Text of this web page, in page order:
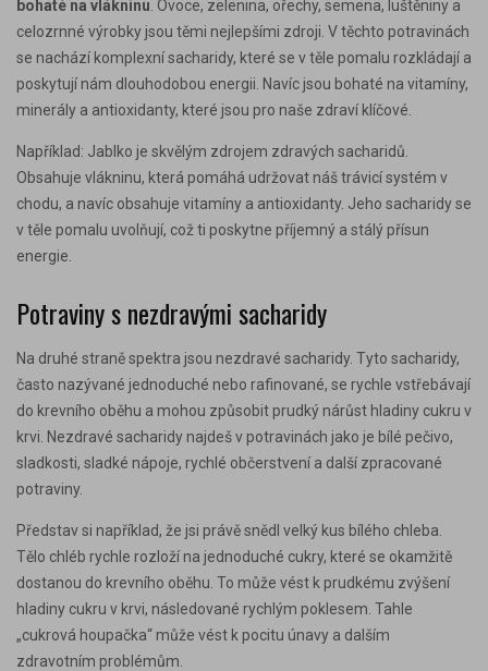
bohaté na vlákninu . Ovoce, zelenina, ořechy, semena, luštěniny a
celozrnné výrobky jsou těmi nejlepšími zdroji. V těchto potravinách
se nachází komplexní sacharidy, které se v těle pomalu rozkládají a
poskytují nám dlouhodobou energii. Navíc jsou bohaté na vitamíny,
minerály a antioxidanty, které jsou pro naše zdraví klíčové.
Například: Jablko je skvělým zdrojem zdravých sacharidů.
Obsahuje vlákninu, která pomáhá udržovat náš trávicí systém v
chodu, a navíc obsahuje vitamíny a antioxidanty. Jeho sacharidy se
v těle pomalu uvolňují, což ti poskytne příjemný a stálý přísun
energie.
Potraviny s nezdravými sacharidy
Na druhé straně spektra jsou nezdravé sacharidy. Tyto sacharidy,
často nazývané jednoduché nebo rafinované, se rychle vstřebávají
do krevního oběhu a mohou způsobit prudký nárůst hladiny cukru v
krvi. Nezdravé sacharidy najdeš v potravinách jako je bílé pečivo,
sladkosti, sladké nápoje, rychlé občerstvení a další zpracované
potraviny.
Představ si například, že jsi právě snědl velký kus bílého chleba.
Tělo chléb rychle rozloží na jednoduché cukry, které se okamžitě
dostanou do krevního oběhu. To může vést k prudkému zvýšení
hladiny cukru v krvi, následované rychlým poklesem. Tahle
„cukrová houpačka“ může vést k pocitu únavy a dalším
zdravotním problémům.